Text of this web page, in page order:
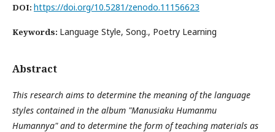
DOI: https://doi.org/10.5281/zenodo.11156623
Keywords: Language Style, Song., Poetry Learning
Abstract
This research aims to determine the meaning of the language
styles contained in the album "Manusiaku Humanmu
Humannya" and to determine the form of teaching materials as